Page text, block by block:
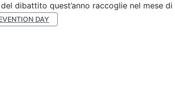
dibattito quest’anno raccoglie nel mese di
DAY